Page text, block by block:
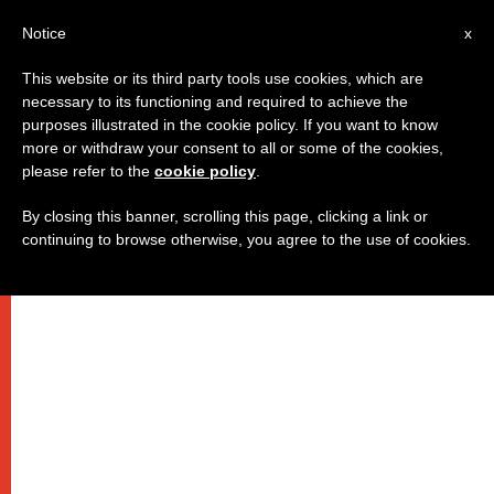
البابا فرنسيس: "الكره لا يُباع في
x
Notice
This website or its third party tools use cookies, which are
necessary to its functioning and required to achieve the
purposes illustrated in the cookie policy. If you want to know
more or withdraw your consent to all or some of the cookies,
please refer to the cookie policy
By closing this banner, scrolling this page, clicking a link or
continuing to browse otherwise, you agree to the use of cookies.